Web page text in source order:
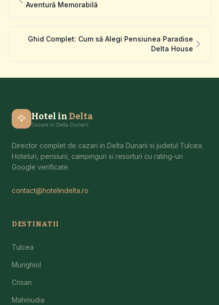
Aventură Memorabilă
Ghid Complet: Cum să Alegi Pensiunea Paradise
Delta House
🦅 Hotel inDelta
Cazare in Delta Dunarii
Director complet de cazari in Delta Dunarii si judetul Tulcea.
Hoteluri, pensiuni, campinguri si resorturi cu rating-uri
Google verificate.
contact@hotelindelta.ro
DESTINATII
Tulcea
Murighiol
Crisan
Mahmudia